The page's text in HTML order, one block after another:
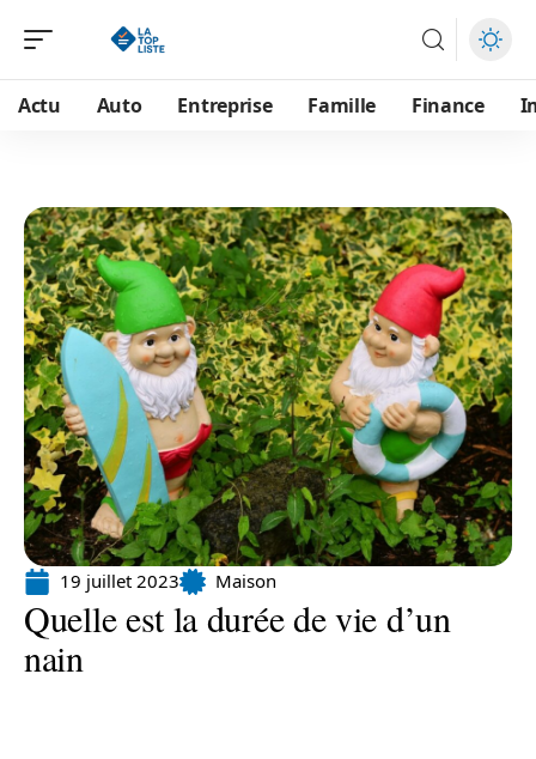
Actu Auto Entreprise Famille Finance
19 juillet 2023 Maison
Quelle est la durée de vie d’un
nain